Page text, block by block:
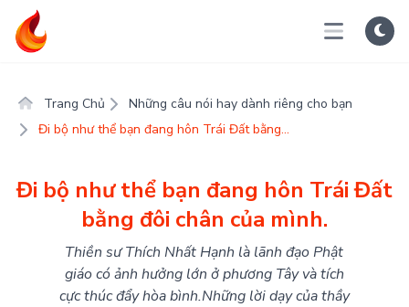
Trang Chủ
Những câu nói hay dành riêng cho bạn
Đi bộ như thể bạn đang hôn Trái Đất bằng...
Đi bộ như thể bạn đang hôn Trái Đất
bằng đôi chân của mình.
Thiền sư Thích Nhất Hạnh là lãnh đạo Phật
giáo có ảnh hưởng lớn ở phương Tây và tích
cực thúc đẩy hòa bình.Những lời dạy của thầy